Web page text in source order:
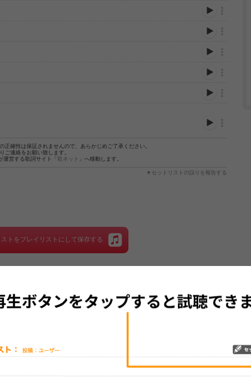
確性は保証されませんので、あらかじめご了承ください。
ご連絡をお願い致します。
運営する歌詞サイト「歌ネット 」へ移動します。
▼セットリストの誤りを報告する
トをプレイリストにして保存する